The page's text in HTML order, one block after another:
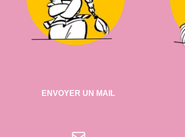
ENVOYER UN MAIL